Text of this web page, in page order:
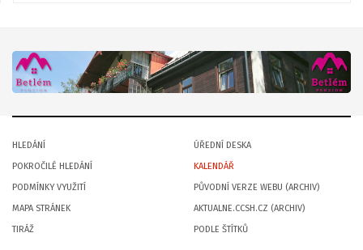
HLEDÁNÍ
POKROČILÉ HLEDÁNÍ
PODMÍNKY VYUŽITÍ
MAPA STRÁNEK
TIRÁŽ
ÚŘEDNÍ DESKA
KALENDÁŘ
PŮVODNÍ VERZE WEBU (ARCHIV)
AKTUALNE.CCSH.CZ (ARCHIV)
PODLE ŠTÍTKŮ